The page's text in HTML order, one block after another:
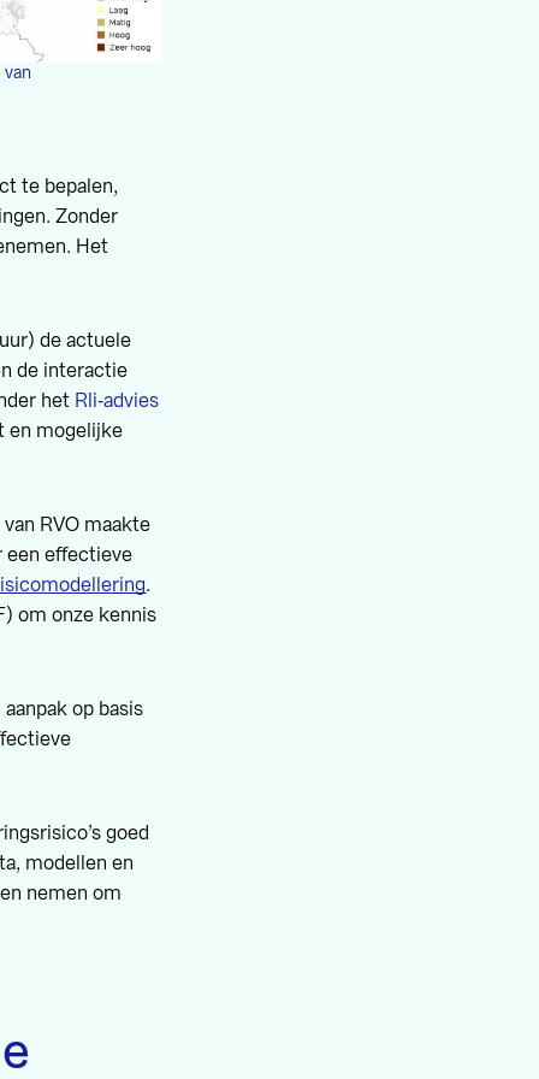
te bepalen,
Zonder
Het
de actuele
de interactie
het Rli‑advies
en mogelijke
RVO maakte
een effectieve
.
om onze kennis
op basis
goed
modellen en
nemen om